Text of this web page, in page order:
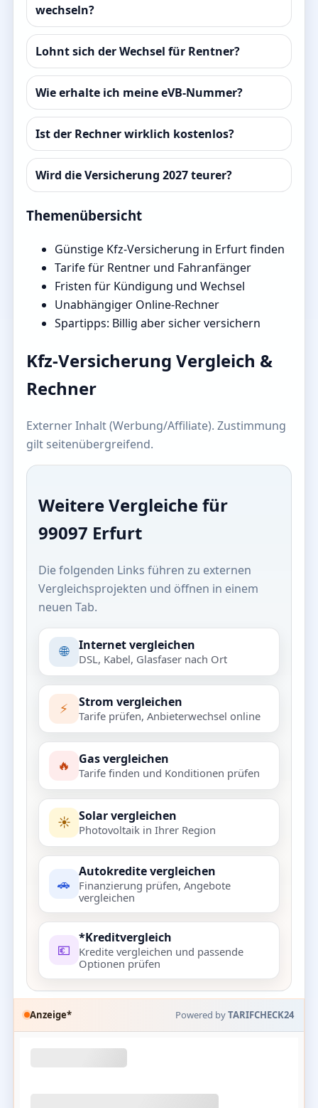
wechseln?
Lohnt sich der Wechsel für Rentner?
Wie erhalte ich meine eVB-Nummer?
Ist der Rechner wirklich kostenlos?
Wird die Versicherung 2027 teurer?
Themenübersicht
Günstige Kfz-Versicherung in Erfurt finden
Tarife für Rentner und Fahranfänger
Fristen für Kündigung und Wechsel
Unabhängiger Online-Rechner
Spartipps: Billig aber sicher versichern
Kfz-Versicherung Vergleich &
Rechner
Externer Inhalt (Werbung/Affiliate). Zustimmung
gilt seitenübergreifend.
Weitere Vergleiche für
99097 Erfurt
Die folgenden Links führen zu externen
Vergleichsprojekten und öffnen in einem
neuen Tab.
🌐 Internet vergleichen
DSL, Kabel, Glasfaser nach Ort
⚡ Strom vergleichen
Tarife prüfen, Anbieterwechsel online
🔥 Gas vergleichen
Tarife finden und Konditionen prüfen
☀️ Solar vergleichen
Photovoltaik in Ihrer Region
🚗
Autokredite vergleichen
Finanzierung prüfen, Angebote
vergleichen
💶
*Kreditvergleich
Kredite vergleichen und passende
Optionen prüfen
Anzeige* Powered byTARIFCHECK24